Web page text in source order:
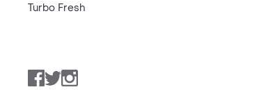
Turbo Fresh
Facebook
TwitterInstagram